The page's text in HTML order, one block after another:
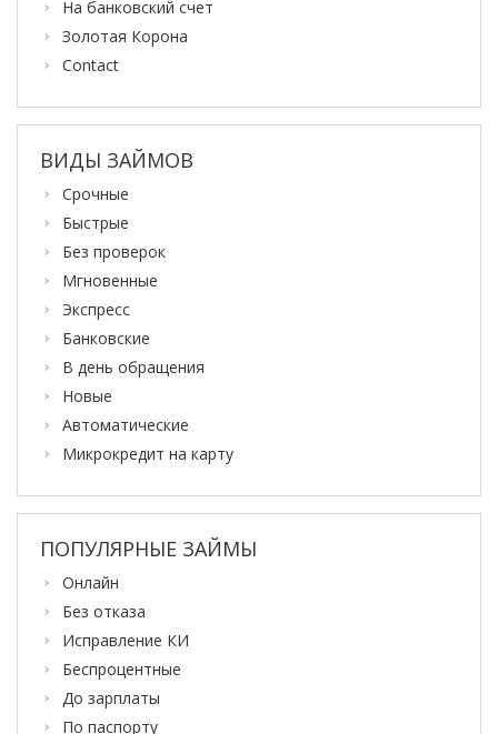
На банковский счет
Золотая Корона
Contact
ВИДЫ ЗАЙМОВ
Срочные
Быстрые
Без проверок
Мгновенные
Экспресс
Банковские
В день обращения
Новые
Автоматические
Микрокредит на карту
ПОПУЛЯРНЫЕ ЗАЙМЫ
Онлайн
Без отказа
Исправление КИ
Беспроцентные
До зарплаты
По паспорту